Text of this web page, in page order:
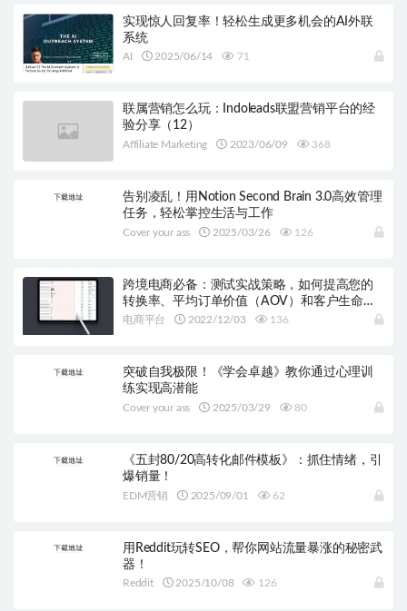
实现惊人回复率！轻松生成更多机会的AI外联
系统
AI 2025/06/14 71
联属营销怎么玩：Indoleads联盟营销平台的经
验分享（12）
Affiliate Marketing 2023/06/09 368
告别凌乱！用Notion Second Brain 3.0高效管理
任务，轻松掌控生活与工作
Cover your ass 2025/03/26 126
跨境电商必备：测试实战策略，如何提高您的
转换率、平均订单价值（AOV）和客户生命周
期价值（CLV）
电商平台 2022/12/03 136
突破自我极限！《学会卓越》教你通过心理训
练实现高潜能
Cover your ass 2025/03/29 80
《五封80/20高转化邮件模板》：抓住情绪，引
爆销量！
EDM营销 2025/09/01 62
用Reddit玩转SEO，帮你网站流量暴涨的秘密武
器！
Reddit 2025/10/08 126